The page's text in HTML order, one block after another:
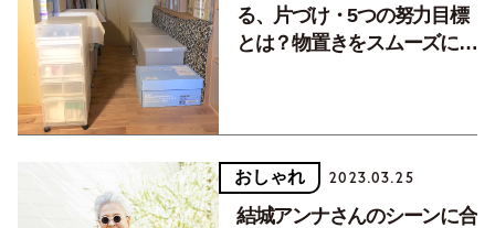
る、片づけ・5つの努力目標
とは？物置きをスムーズに整
おしゃれ 2023.03.25
結城アンナさんのシーンに合